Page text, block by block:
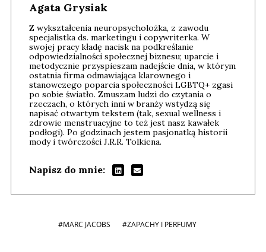
Agata Grysiak
Z wykształcenia neuropsycholożka, z zawodu
specjalistka ds. marketingu i copywriterka. W
swojej pracy kładę nacisk na podkreślanie
odpowiedzialności społecznej biznesu; uparcie i
metodycznie przyspieszam nadejście dnia, w którym
ostatnia firma odmawiająca klarownego i
stanowczego poparcia społeczności LGBTQ+ zgasi
po sobie światło. Zmuszam ludzi do czytania o
rzeczach, o których inni w branży wstydzą się
napisać otwartym tekstem (tak, sexual wellness i
zdrowie menstruacyjne to też jest nasz kawałek
podłogi). Po godzinach jestem pasjonatką historii
mody i twórczości J.R.R. Tolkiena.
Napisz do mnie:
#MARC JACOBS #ZAPACHY I PERFUMY